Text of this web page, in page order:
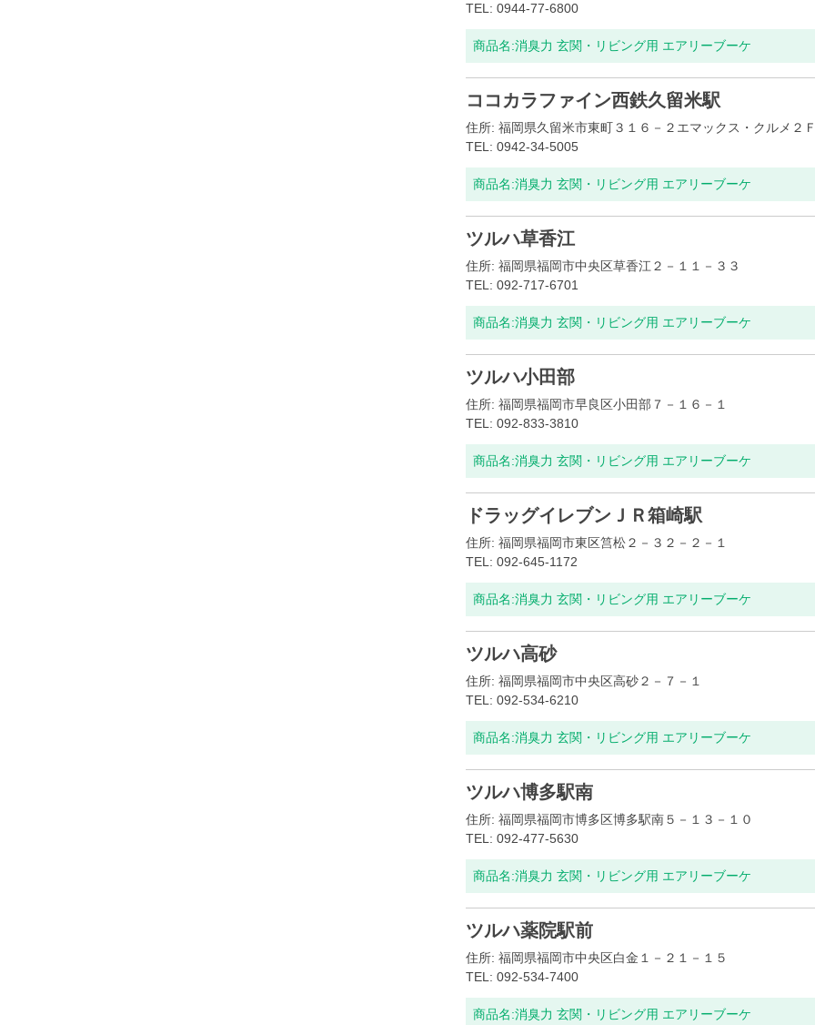
TEL: 0944-77-6800
商品名:消臭力 玄関・リビング用 エアリーブーケ
ココカラファイン西鉄久留米駅
住所: 福岡県久留米市東町３１６－２エマックス・クルメ２
TEL: 0942-34-5005
商品名:消臭力 玄関・リビング用 エアリーブーケ
ツルハ草香江
住所: 福岡県福岡市中央区草香江２－１１－３３
TEL: 092-717-6701
商品名:消臭力 玄関・リビング用 エアリーブーケ
ツルハ小田部
住所: 福岡県福岡市早良区小田部７－１６－１
TEL: 092-833-3810
商品名:消臭力 玄関・リビング用 エアリーブーケ
ドラッグイレブンＪＲ箱崎駅
住所: 福岡県福岡市東区筥松２－３２－２－１
TEL: 092-645-1172
商品名:消臭力 玄関・リビング用 エアリーブーケ
ツルハ高砂
住所: 福岡県福岡市中央区高砂２－７－１
TEL: 092-534-6210
商品名:消臭力 玄関・リビング用 エアリーブーケ
ツルハ博多駅南
住所: 福岡県福岡市博多区博多駅南５－１３－１０
TEL: 092-477-5630
商品名:消臭力 玄関・リビング用 エアリーブーケ
ツルハ薬院駅前
住所: 福岡県福岡市中央区白金１－２１－１５
TEL: 092-534-7400
商品名:消臭力 玄関・リビング用 エアリーブーケ